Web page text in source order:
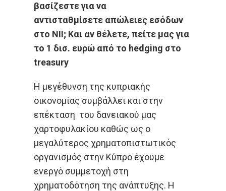
βασίζεστε για να
αντισταθμίσετε απώλειες εσόδων
στο ΝΙΙ; Και αν θέλετε, πείτε μας για
το 1 δισ. ευρώ από το hedging στο
treasury
Η μεγέθυνση της κυπριακής
οικονομίας συμβάλλει και στην
επέκταση του δανειακού μας
χαρτοφυλακίου καθώς ως ο
μεγαλύτερος χρηματοπιστωτικός
οργανισμός στην Κύπρο έχουμε
ενεργό συμμετοχή στη
χρηματοδότηση της ανάπτυξης. Η